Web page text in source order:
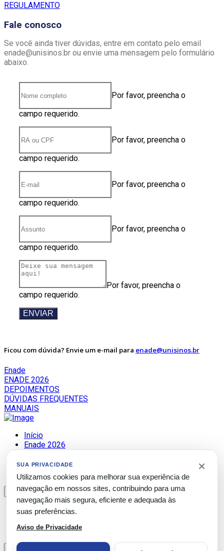
REGULAMENTO
Fale conosco
Se você ainda tiver dúvidas, entre em contato pelo email
enade@unisinos.br ou envie uma mensagem pelo formulário
abaixo.
Por favor, preencha o
campo requerido.
Por favor, preencha o
campo requerido.
Por favor, preencha o
campo requerido.
Por favor, preencha o
campo requerido.
Por favor, preencha o
campo requerido.
ENVIAR
Ficou com dúvida? Envie um e-mail para enade@unisinos.br
Enade
ENADE 2026
DEPOIMENTOS
DÚVIDAS FREQUENTES
MANUAIS
Início
Enade 2026
Dúvidas Frequentes
Manuais 2026
×
×
Valores Estacionamento São Leopoldo
×
SUA PRIVACIDADE
Utilizamos cookies para melhorar sua experiência de
navegação em nossos sites, contribuindo para uma
navegação mais segura, eficiente e adequada às
suas preferências.
Aviso de Privacidade